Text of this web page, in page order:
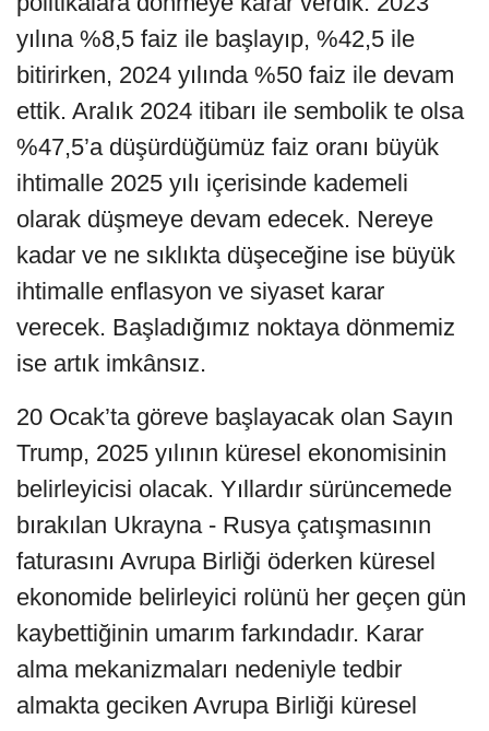
yılına %8,5 faiz ile başlayıp, %42,5 ile
bitirirken, 2024 yılında %50 faiz ile devam
ettik. Aralık 2024 itibarı ile sembolik te olsa
%47,5’a düşürdüğümüz faiz oranı büyük
ihtimalle 2025 yılı içerisinde kademeli
olarak düşmeye devam edecek. Nereye
kadar ve ne sıklıkta düşeceğine ise büyük
ihtimalle enflasyon ve siyaset karar
verecek. Başladığımız noktaya dönmemiz
ise artık imkânsız.
20 Ocak’ta göreve başlayacak olan Sayın
Trump, 2025 yılının küresel ekonomisinin
belirleyicisi olacak. Yıllardır sürüncemede
bırakılan Ukrayna - Rusya çatışmasının
faturasını Avrupa Birliği öderken küresel
ekonomide belirleyici rolünü her geçen gün
kaybettiğinin umarım farkındadır. Karar
alma mekanizmaları nedeniyle tedbir
almakta geciken Avrupa Birliği küresel